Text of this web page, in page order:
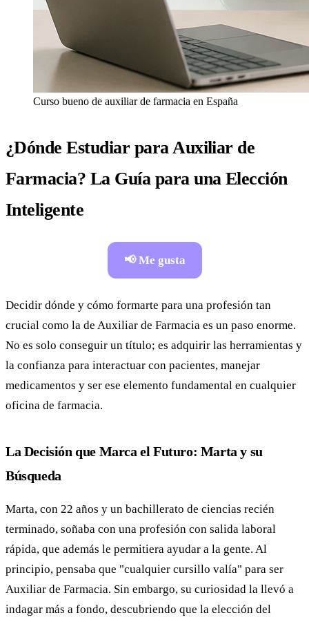
Curso bueno de auxiliar de farmacia en España
¿Dónde Estudiar para Auxiliar de
Farmacia? La Guía para una Elección
Inteligente
📢 Me gusta
Decidir dónde y cómo formarte para una profesión tan
crucial como la de Auxiliar de Farmacia es un paso enorme.
No es solo conseguir un título; es adquirir las herramientas y
la confianza para interactuar con pacientes, manejar
medicamentos y ser ese elemento fundamental en cualquier
oficina de farmacia.
La Decisión que Marca el Futuro: Marta y su
Búsqueda
Marta, con 22 años y un bachillerato de ciencias recién
terminado, soñaba con una profesión con salida laboral
rápida, que además le permitiera ayudar a la gente. Al
principio, pensaba que "cualquier cursillo valía" para ser
Auxiliar de Farmacia. Sin embargo, su curiosidad la llevó a
indagar más a fondo, descubriendo que la elección del